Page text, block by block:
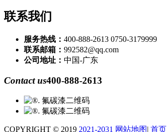
联系我们
服务热线： 400-888-2613 0750-3179999
联系邮箱： 992582@qq.com
公司地址： 中国-广东
Contact us400-888-2613
COPYRIGHT © 2019 2021-2031 网站地图| 首页